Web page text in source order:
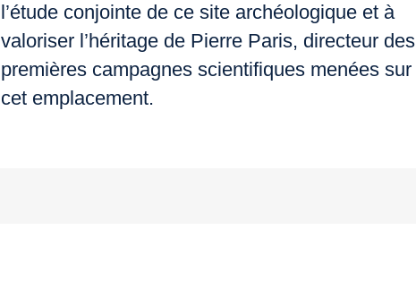
l’étude conjointe de ce site archéologique et à
valoriser l’héritage de Pierre Paris, directeur des
premières campagnes scientifiques menées sur
cet emplacement.